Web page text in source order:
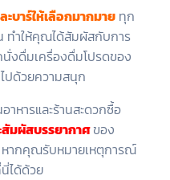
บาร์ให้เลือกมากมายทุก
ทำให้คุณได้สัมผัสกับการ
งดื่มเครื่องดื่มโปรดของ
ปด้วยความสนุก
หารและร้านสะดวกซื้อ
มผัสบรรยากาศของ
หากคุณรับหมายเหตุการณ์
ได้ด้วย